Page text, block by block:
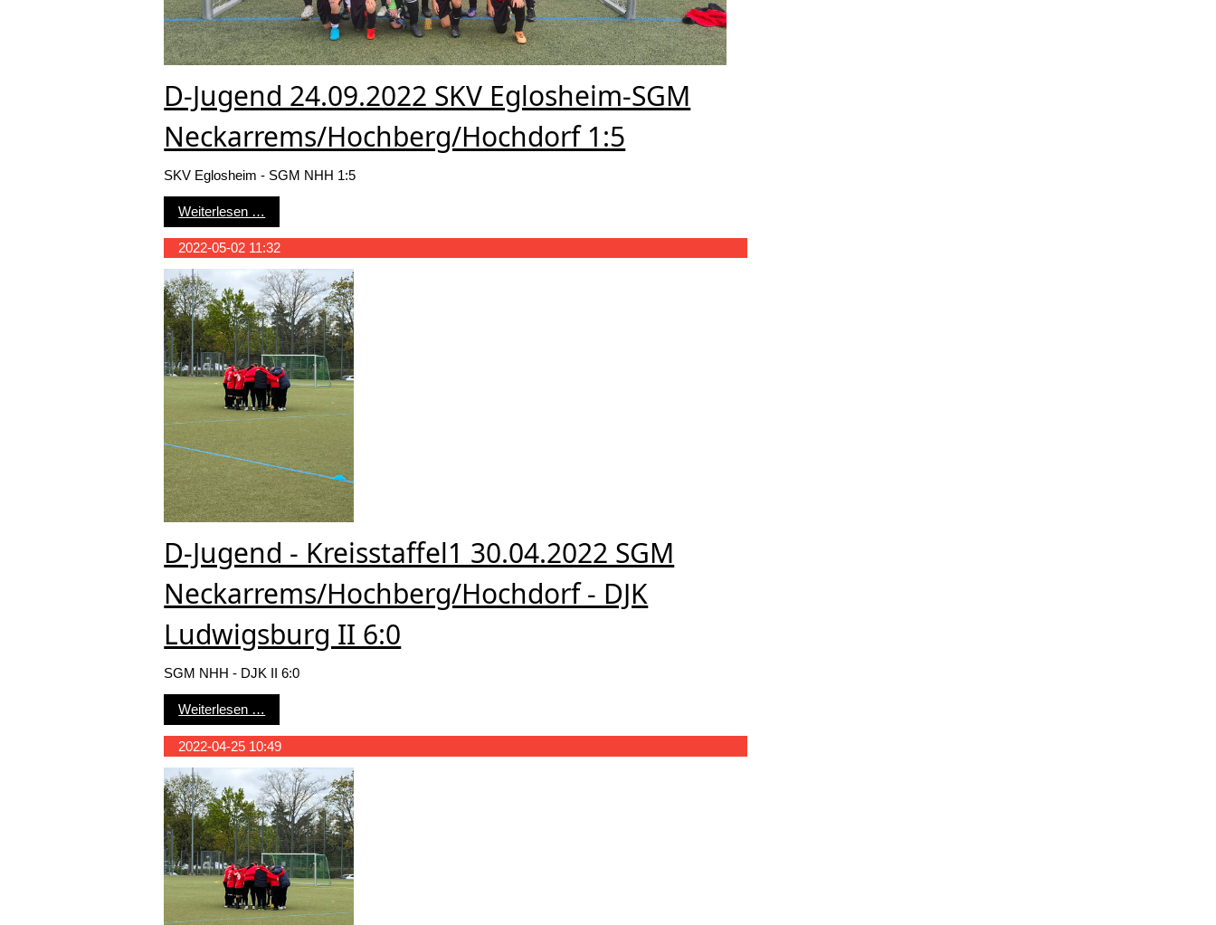
D-Jugend 24.09.2022 SKV Eglosheim-SGM
Neckarrems/Hochberg/Hochdorf 1:5
SKV Eglosheim - SGM NHH 1:5
Weiterlesen …
2022-05-02 11:32
D-Jugend - Kreisstaffel1 30.04.2022 SGM
Neckarrems/Hochberg/Hochdorf - DJK
Ludwigsburg II 6:0
SGM NHH - DJK II 6:0
Weiterlesen …
2022-04-25 10:49